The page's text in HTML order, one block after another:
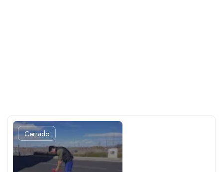
Cerrado